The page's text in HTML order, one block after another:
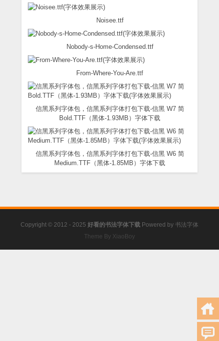
Noisee.ttf
Nobody-s-Home-Condensed.ttf
From-Where-You-Are.ttf
信黑系列字体包，信黑系列字体打包下载-信黑 W7 简
Bold.TTF（黑体-1.93MB）字体下载
信黑系列字体包，信黑系列字体打包下载-信黑 W6 简
Medium.TTF（黑体-1.85MB）字体下载
Copyright © 2012 - 2025 好看的书法字体下载 Powered by 书法字体
Theme By XiaoBoy